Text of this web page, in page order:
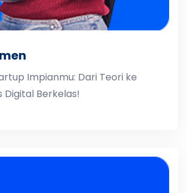
Impianmu: Dari Teori ke
Digital Berkelas!